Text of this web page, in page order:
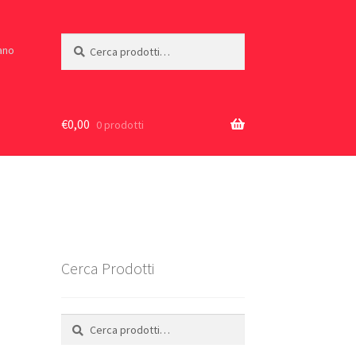
€0,00 0 prodotti
Cerca Prodotti
Cerca:
Cerca